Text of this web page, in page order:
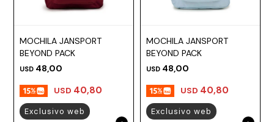
MOCHILA JANSPORT
BEYOND PACK
USD 48,00
USD 40,80
Exclusivo web
MOCHILA JANSPORT
BEYOND PACK
USD 48,00
USD 40,80
Exclusivo web